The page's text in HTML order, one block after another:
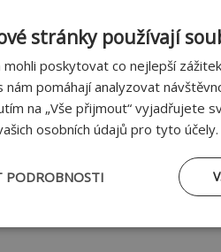
z cihel
šetrnějších stavebních
až do doby 7000 let př. n. l., což z
stránky používají
mohli poskytovat co nejlepší
nám pomáhají analyzovat
na „Vše přijmout“ vyjadřujete
osobních údajů pro tyto účely.
PODROBNOSTI
nutné
Výkonové soubory